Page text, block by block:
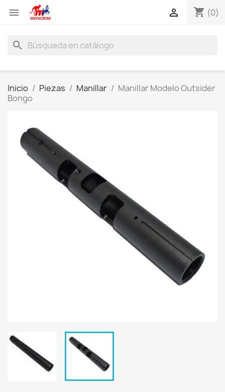
 shopping_cart (0)

search
Inicio Piezas Manillar
Manillar Modelo Outsider
Bongo